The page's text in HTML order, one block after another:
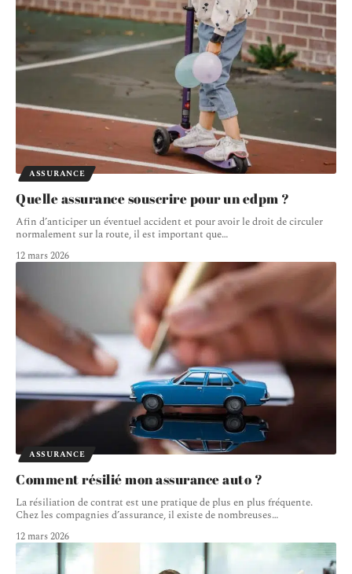
ASSURANCE
Quelle assurance souscrire pour un edpm ?
Afin d’anticiper un éventuel accident et pour avoir le droit de circuler
normalement sur la route, il est important que…
12 mars 2026
ASSURANCE
Comment résilié mon assurance auto ?
La résiliation de contrat est une pratique de plus en plus fréquente.
Chez les compagnies d’assurance, il existe de nombreuses…
12 mars 2026